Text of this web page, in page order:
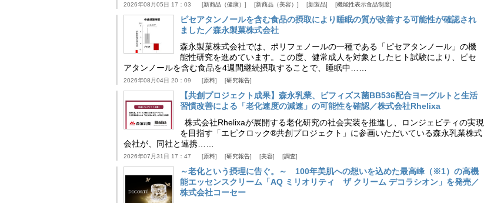
2026年08月05日 17：03 新商品（健康） 新商品（美容） 新製品 機能性表示食品制度
ピセアタンノールを含む食品の摂取により睡眠の質が改善する可能性が確認され
ました／森永製菓株式会社
森永製菓株式会社では、ポリフェノールの一種である「ピセアタンノール」の機
能性研究を進めています。この度、健常成人を対象としたヒト試験により、ピセ
アタンノールを含む食品を4週間継続摂取することで、睡眠中……
2026年08月04日 20：09 原料 研究報告
【共創プロジェクト成果】森永乳業、ビフィズス菌BB536配合ヨーグルトと生活
習慣改善による「老化速度の減速」の可能性を確認／株式会社Rhelixa
株式会社Rhelixaが展開する老化研究の社会実装を推進し、ロンジェビティの実現
を目指す「エピクロック®共創プロジェクト」に参画いただいている森永乳業株式
会社が、同社と連携……
2026年07月31日 17：47 原料 研究報告 美容 調査
～老化という摂理に告ぐ。～ 100年美肌への想いを込めた最高峰（※1）の高機
能エッセンスクリーム「AQ ミリオリティ ザ クリーム デコラシオン」を発売／
株式会社コーセー